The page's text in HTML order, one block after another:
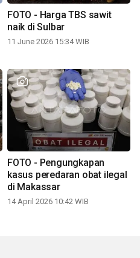
FOTO - Harga TBS sawit
naik di Sulbar
11 June 2026 15:34 WIB
FOTO - Pengungkapan
kasus peredaran obat ilegal
di Makassar
14 April 2026 10:42 WIB